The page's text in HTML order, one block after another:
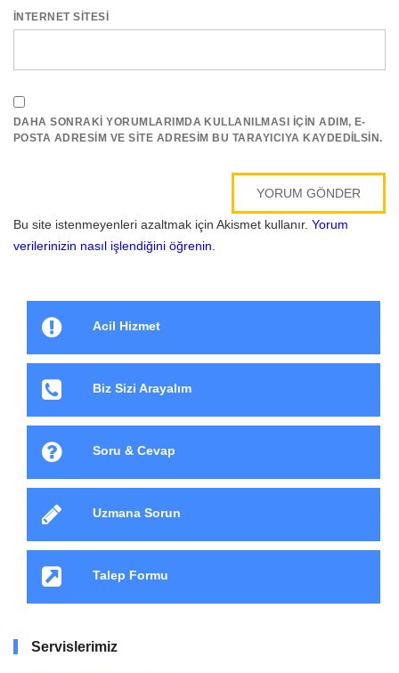
İNTERNET SITESI
DAHA SONRAKI YORUMLARIMDA KULLANILMASI IÇIN ADIM, E-
POSTA ADRESIM VE SITE ADRESIM BU TARAYICIYA KAYDEDILSIN.
Bu site istenmeyenleri azaltmak için Akismet kullanır. Yorum
verilerinizin nasıl işlendiğini öğrenin.
Acil Hizmet
Biz Sizi Arayalım
Soru & Cevap
Uzmana Sorun
Talep Formu
Servislerimiz